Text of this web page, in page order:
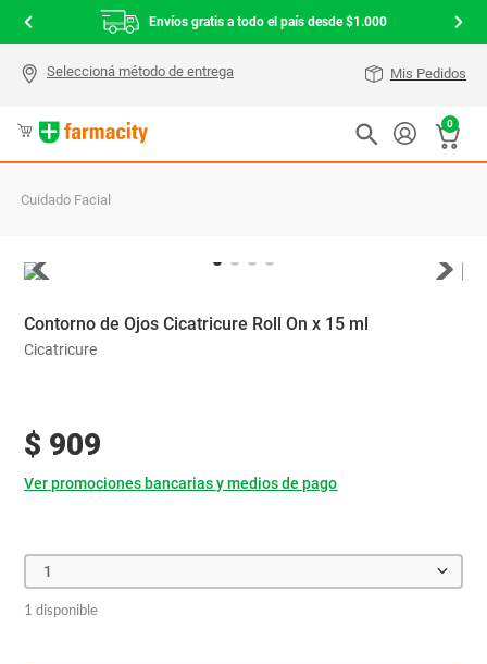
Envíos gratis a todo el país desde $1.000
Mis Pedidos
0
Cuidado Facial
Contorno de Ojos Cicatricure Roll On x 15 ml
Cicatricure
$ 909
Ver promociones bancarias y medios de pago
1
1 disponible